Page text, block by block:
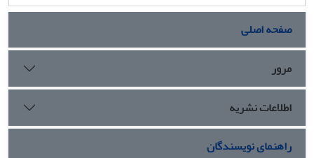
صفحه اصلی
مرور
اطلاعات نشریه
راهنمای نویسندگان